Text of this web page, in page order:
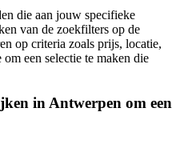
die aan jouw specifieke
van de zoekfilters op de
op criteria zoals prijs, locatie,
een selectie te maken die
in Antwerpen om een